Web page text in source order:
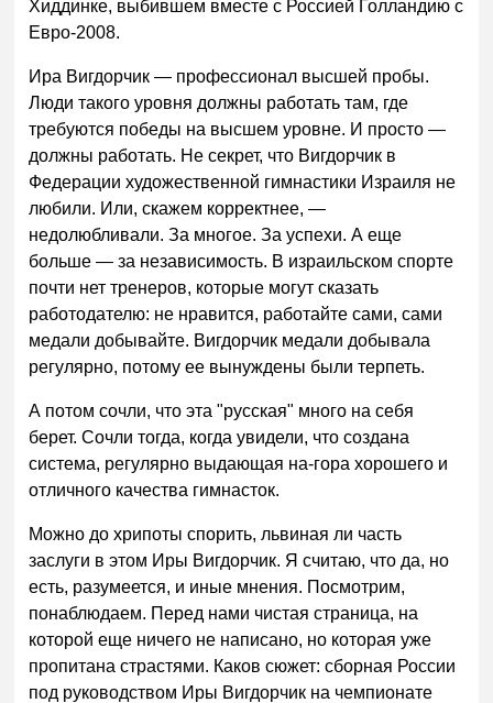
Хиддинке, выбившем вместе с Россией Голландию с
Евро-2008.
Ира Вигдорчик — профессионал высшей пробы.
Люди такого уровня должны работать там, где
требуются победы на высшем уровне. И просто —
должны работать. Не секрет, что Вигдорчик в
Федерации художественной гимнастики Израиля не
любили. Или, скажем корректнее, —
недолюбливали. За многое. За успехи. А еще
больше — за независимость. В израильском спорте
почти нет тренеров, которые могут сказать
работодателю: не нравится, работайте сами, сами
медали добывайте. Вигдорчик медали добывала
регулярно, потому ее вынуждены были терпеть.
А потом сочли, что эта "русская" много на себя
берет. Сочли тогда, когда увидели, что создана
система, регулярно выдающая на-гора хорошего и
отличного качества гимнасток.
Можно до хрипоты спорить, львиная ли часть
заслуги в этом Иры Вигдорчик. Я считаю, что да, но
есть, разумеется, и иные мнения. Посмотрим,
понаблюдаем. Перед нами чистая страница, на
которой еще ничего не написано, но которая уже
пропитана страстями. Каков сюжет: сборная России
под руководством Иры Вигдорчик на чемпионате